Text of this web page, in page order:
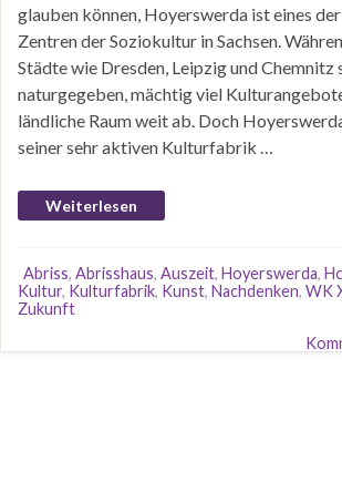
glauben können, Hoyerswerda ist eines
Zentren der Soziokultur in Sachsen.
Städte wie Dresden, Leipzig und Chemnitz
naturgegeben, mächtig viel
ländliche Raum weit ab. Doch
seiner sehr aktiven Kulturfabrik …
Weiterlesen
Abriss, Abrisshaus, Auszeit, Hoyerswerda,
Kultur, Kulturfabrik, Kunst, Nachdenken, WK
Zukunft